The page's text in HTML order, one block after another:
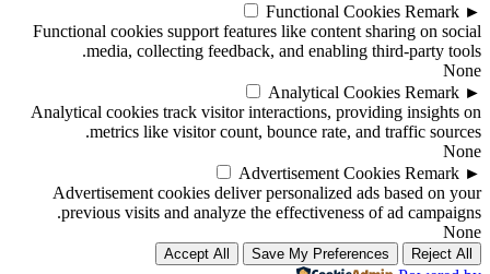
►
Functional Cookies Remark
Functional cookies support features like content sharing on social
media, collecting feedback, and enabling third-party tools.
None
►
Analytical Cookies Remark
Analytical cookies track visitor interactions, providing insights on
metrics like visitor count, bounce rate, and traffic sources.
None
►
Advertisement Cookies Remark
Advertisement cookies deliver personalized ads based on your
previous visits and analyze the effectiveness of ad campaigns.
None
Reject All
Save My Preferences
Accept All